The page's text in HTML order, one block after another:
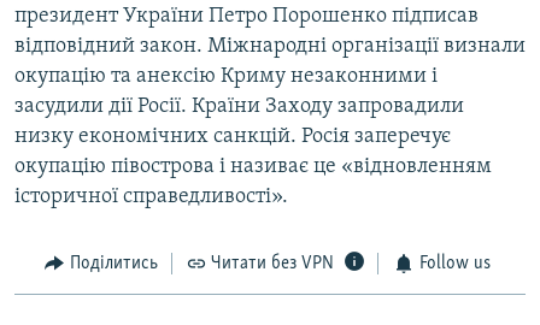
президент України Петро Порошенко підписав
відповідний закон. Міжнародні організації визнали
окупацію та анексію Криму незаконними і
засудили дії Росії. Країни Заходу запровадили
низку економічних санкцій. Росія заперечує
окупацію півострова і називає це «відновленням
історичної справедливості».
Поділитись Читати без VPN Follow us